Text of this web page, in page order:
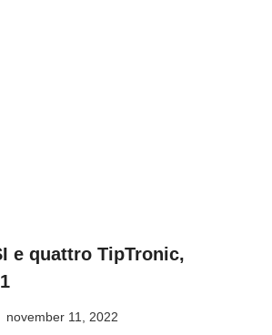
e quattro TipTronic,
november 11, 2022